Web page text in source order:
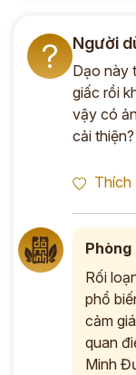
? Người
Dạo này
giấc rồi
vậy có
cải thiện?
Thích
Rối
phổ
cảm
quan
Minh